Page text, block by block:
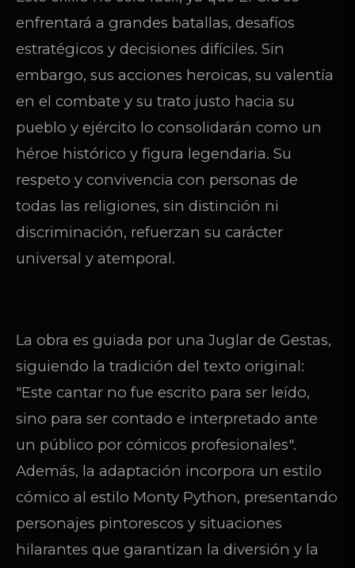
enfrentará a grandes batallas, desafíos
estratégicos y decisiones difíciles. Sin
embargo, sus acciones heroicas, su valentía
en el combate y su trato justo hacia su
pueblo y ejército lo consolidarán como un
héroe histórico y figura legendaria. Su
respeto y convivencia con personas de
todas las religiones, sin distinción ni
discriminación, refuerzan su carácter
universal y atemporal.
La obra es guiada por una Juglar de Gestas,
siguiendo la tradición del texto original:
"Este cantar no fue escrito para ser leído,
sino para ser contado e interpretado ante
un público por cómicos profesionales".
Además, la adaptación incorpora un estilo
cómico al estilo Monty Python, presentando
personajes pintorescos y situaciones
hilarantes que garantizan la diversión y la